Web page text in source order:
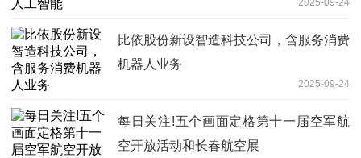
比依股份新设智造科技公司，含服务消费
机器人业务
2025-09-24
每日关注!五个画面定格第十一届空军航
空开放活动和长春航空展